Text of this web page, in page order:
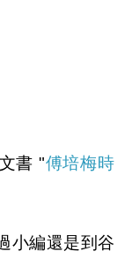
書 "傅培梅時
小編還是到谷